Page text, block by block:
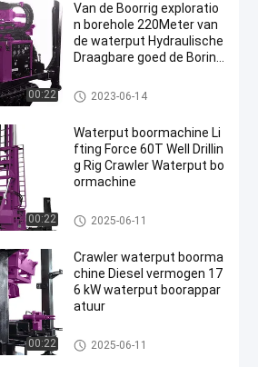
00:22
Van de Boorrig exploratio
n borehole 220Meter van
de waterput Hydraulische
Draagbare goed de Boring
De Installatie van de de Putbor
ing van het kruippakjewater
2023-06-14
00:22
Waterput boormachine Li
fting Force 60T Well Drillin
g Rig Crawler Waterput bo
ormachine
De Installatie van de de Putbor
ing van het kruippakjewater
2025-06-11
00:22
Crawler waterput boorma
chine Diesel vermogen 17
6 kW waterput boorappar
atuur
De Installatie van de de Putbor
ing van het kruippakjewater
2025-06-11